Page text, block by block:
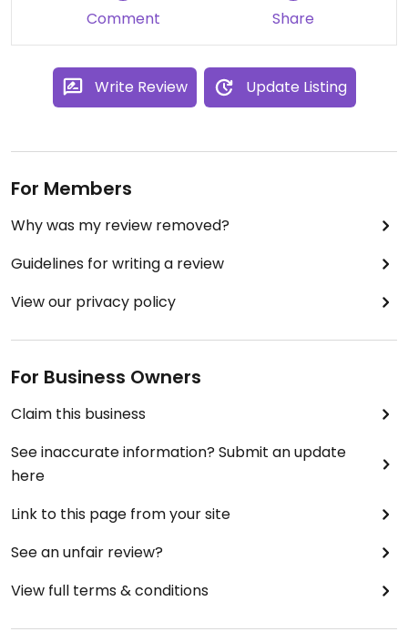
Comment Share
Write Review Update Listing
For Members
Why was my review removed?
Guidelines for writing a review
View our privacy policy
For Business Owners
Claim this business
See inaccurate information? Submit an update
here
Link to this page from your site
See an unfair review?
View full terms & conditions